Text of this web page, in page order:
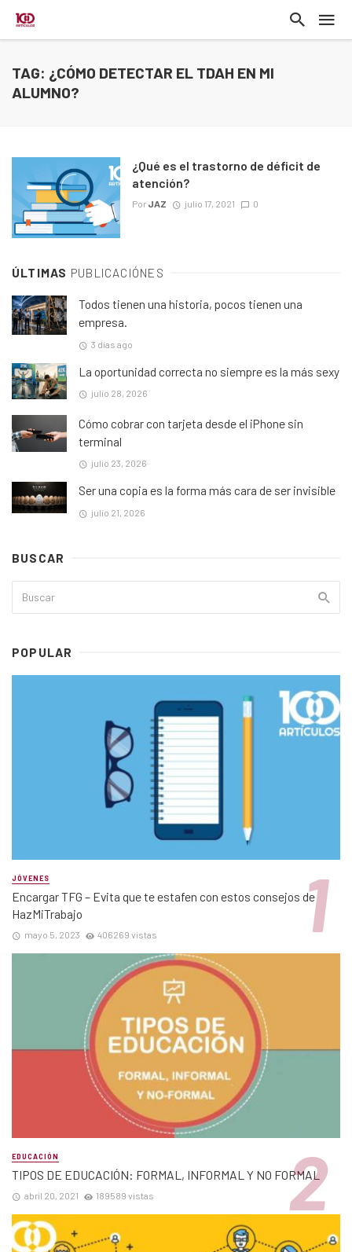
TAG: ¿CÓMO DETECTAR EL TDAH EN MI
ALUMNO?
¿Qué es el trastorno de déficit de
atención?
Por JAZ julio 17, 2021 0
ÚLTIMAS PUBLICACIÓNES
Todos tienen una historia, pocos tienen una
empresa.
3 días ago
La oportunidad correcta no siempre es la más sexy
julio 28, 2026
Cómo cobrar con tarjeta desde el iPhone sin
terminal
julio 23, 2026
Ser una copia es la forma más cara de ser invisible
julio 21, 2026
BUSCAR
POPULAR
JÓVENES
Encargar TFG – Evita que te estafen con estos consejos de
HazMiTrabajo
mayo 5, 2023 406269 vistas
EDUCACIÓN
TIPOS DE EDUCACIÓN: FORMAL, INFORMAL Y NO FORMAL
abril 20, 2021 189589 vistas